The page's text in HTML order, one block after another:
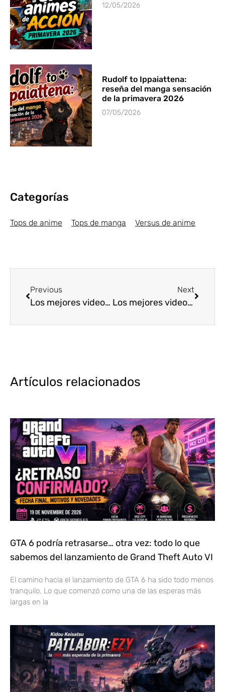
12/05/2026
Rudolf to Ippaiattena:
reseña del manga sensación
de la primavera 2026
07/05/2026
Categorías
Tops de anime Tops de manga Versus de anime
Previous
Los mejores videojuegos de Dungeon Crawlers [Top5]
Next
Los mejores videojuegos de carreras [Top5]
Artículos relacionados
GTA 6 podría retrasarse… otra vez: todo lo que
sabemos del lanzamiento de Grand Theft Auto VI
El camino hacia el lanzamiento de GTA 6 ha sido todo menos
tranquilo. Lo que comenzó como una de las esperas más
largas en la